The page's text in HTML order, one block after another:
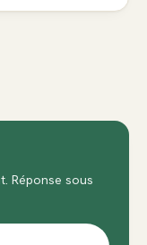
Réponse sous